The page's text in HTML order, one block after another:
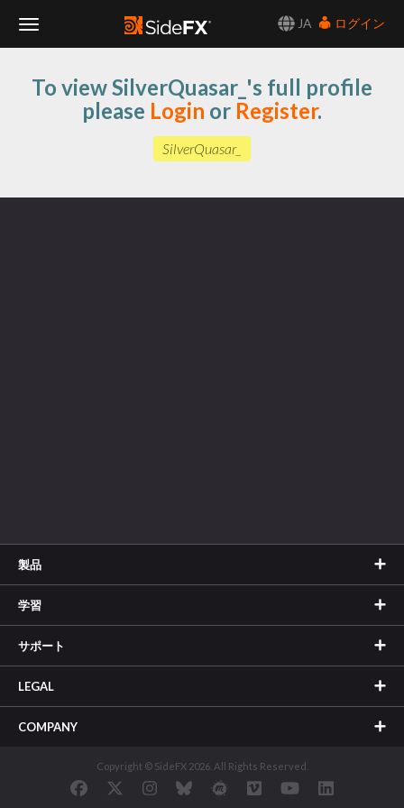
JA
ログイン
Navigation
To view SilverQuasar_'s full profile
please Login or Register.
SilverQuasar_
製品
学習
サポート
LEGAL
COMPANY
Copyright © SideFX 2026. All Rights Reserved.